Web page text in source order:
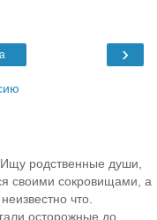
›
родственные души,
своими сокровищами, а
что.
осторожные до